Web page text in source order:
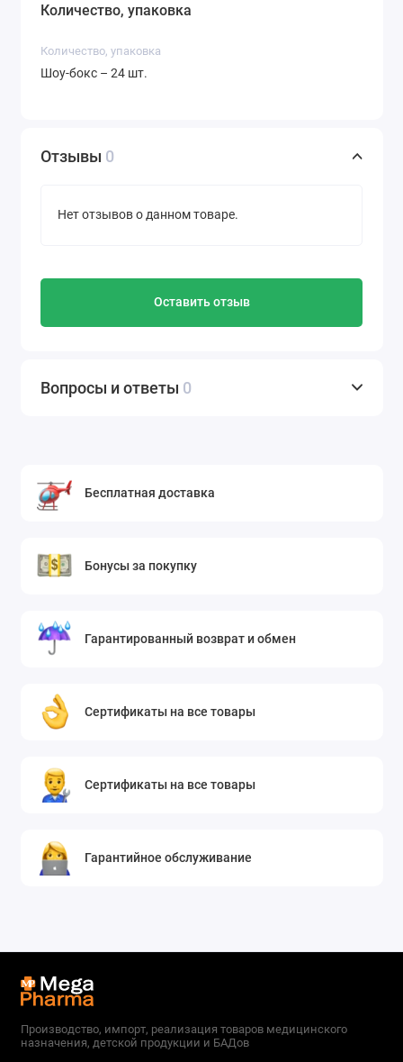
Подходит детям с 3-х лет.
Количество, упаковка
Количество, упаковка
Шоу-бокс – 24 шт.
Отзывы 0
Нет отзывов о данном товаре.
Оставить отзыв
Вопросы и ответы 0
Бесплатная доставка
Бонусы за покупку
Гарантированный возврат и обмен
Сертификаты на все товары
Сертификаты на все товары
Гарантийное обслуживание
Производство, импорт, реализация товаров медицинского
назначения, детской продукции и БАДов